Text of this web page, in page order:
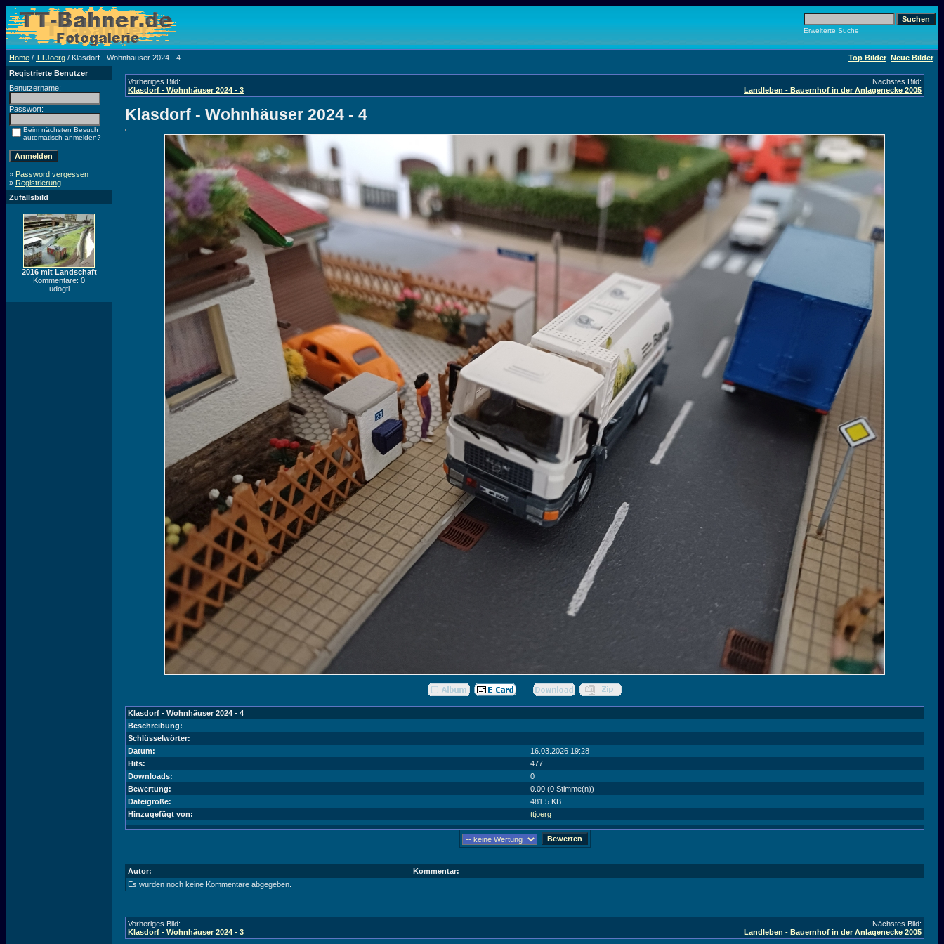
Erweiterte Suche
Home / TTJoerg / Klasdorf - Wohnhäuser 2024 - 4 Top Bilder Neue Bilder
Registrierte Benutzer
Benutzername:
Passwort:
Beim nächsten Besuch
automatisch anmelden?
» Password vergessen
» Registrierung
Zufallsbild
2016 mit Landschaft
Kommentare: 0
udogtl
Vorheriges Bild:
Klasdorf - Wohnhäuser 2024 - 3
Nächstes Bild:
Landleben - Bauernhof in der Anlagenecke 2005
Klasdorf - Wohnhäuser 2024 - 4
Klasdorf - Wohnhäuser 2024 - 4
Beschreibung:
Schlüsselwörter:
Datum:
16.03.2026 19:28
Hits:
477
Downloads:
0
Bewertung:
0.00 (0 Stimme(n))
Dateigröße:
481.5 KB
Hinzugefügt von:
ttjoerg
Autor:
Kommentar:
Es wurden noch keine Kommentare abgegeben.
Vorheriges Bild:
Klasdorf - Wohnhäuser 2024 - 3
Nächstes Bild:
Landleben - Bauernhof in der Anlagenecke 2005